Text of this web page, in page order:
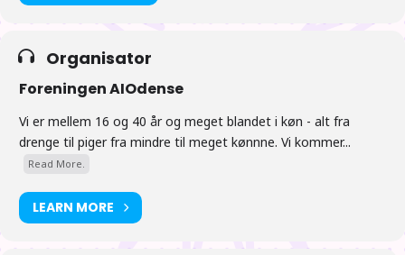
19:00 Der ses anime videre
Tiderne er vejledende
Organisator
Foreningen AIOdense
Vi er mellem 16 og 40 år og meget blandet i køn - alt fra
drenge til piger fra mindre til meget kønnne. Vi kommer...
Read More.
LEARN MORE